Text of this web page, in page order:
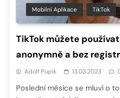
Mobilní Aplikace TikTok
TikTok můžete
anonymně a bez
Adolf Pupík 13.03.2023
Poslední měsíce se mluví o